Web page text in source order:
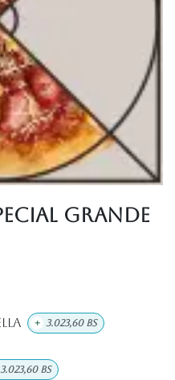
Grande
+ 3.023,60Bs
3.023,60Bs